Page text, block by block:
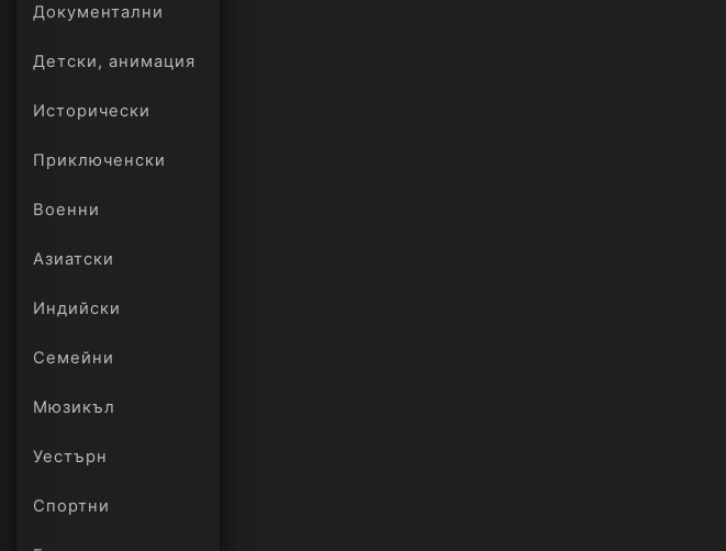
Документални
Детски, анимация
Исторически
Приключенски
Военни
Азиатски
Индийски
Семейни
Мюзикъл
Уестърн
Спортни